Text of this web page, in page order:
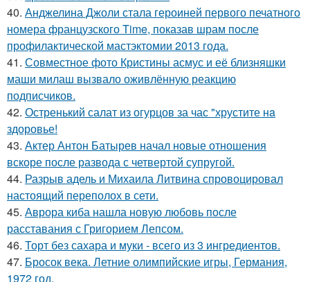
40. Анджелина Джоли стала героиней первого печатного
номера французского Time, показав шрам после
профилактической мастэктомии 2013 года.
41. Совместное фото Кристины асмус и её близняшки
маши милаш вызвало оживлённую реакцию
подписчиков.
42. Остренький салат из огурцов за час "хрустите нa
здоровье!
43. Актер Антон Батырев начал новые отношения
вскоре после развода с четвертой супругой.
44. Разрыв адель и Михаила Литвина спровоцировал
настоящий переполох в сети.
45. Аврора киба нашла новую любовь после
расставания с Григорием Лепсом.
46. Торт без сахара и муки - всего из 3 ингредиентов.
47. Бросок века. Летние олимпийские игры, Германия,
1972 год.